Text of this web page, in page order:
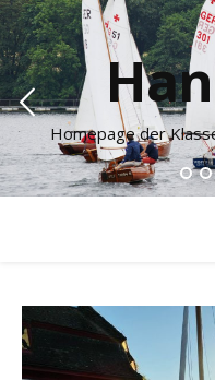
Homepage der